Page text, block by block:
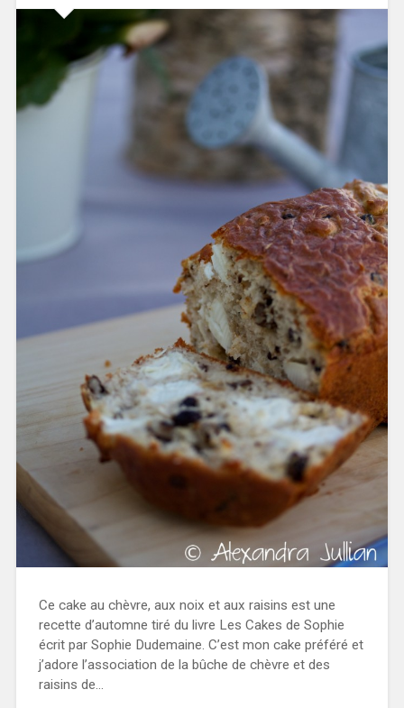
Ce cake au chèvre, aux noix et aux raisins est une
recette d’automne tiré du livre Les Cakes de Sophie
écrit par Sophie Dudemaine. C’est mon cake préféré et
j’adore l’association de la bûche de chèvre et des
raisins de…